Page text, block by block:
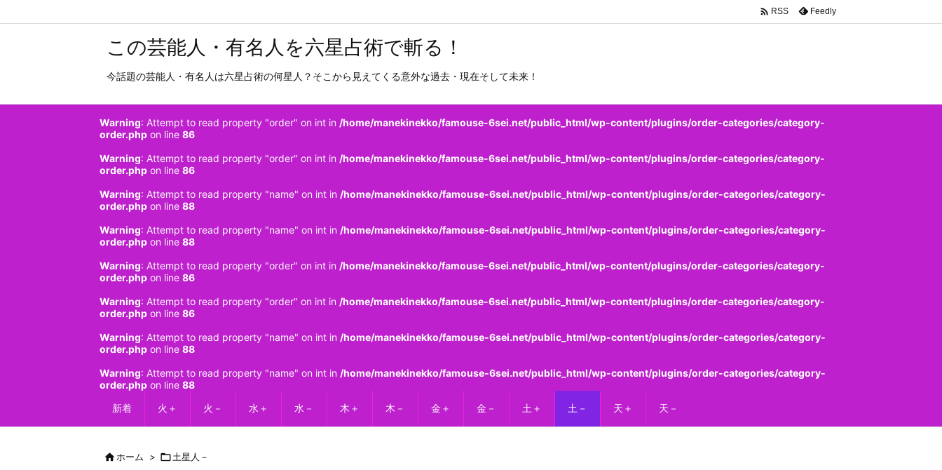
この芸能人・有名人を六星占術で斬る！
今話題の芸能人・有名人は六星占術の何星人？そこから見えてくる意外な過去・現在そして未来！
Warning: Attempt to read property "order" on int in /home/manekinekko/famouse-6sei.net/public_html/wp-content/plugins/order-categories/category-
order.php on line 86
Warning: Attempt to read property "order" on int in /home/manekinekko/famouse-6sei.net/public_html/wp-content/plugins/order-categories/category-
order.php on line 86
Warning: Attempt to read property "name" on int in /home/manekinekko/famouse-6sei.net/public_html/wp-content/plugins/order-categories/category-
order.php on line 88
Warning: Attempt to read property "name" on int in /home/manekinekko/famouse-6sei.net/public_html/wp-content/plugins/order-categories/category-
order.php on line 88
Warning: Attempt to read property "order" on int in /home/manekinekko/famouse-6sei.net/public_html/wp-content/plugins/order-categories/category-
order.php on line 86
Warning: Attempt to read property "order" on int in /home/manekinekko/famouse-6sei.net/public_html/wp-content/plugins/order-categories/category-
order.php on line 86
Warning: Attempt to read property "name" on int in /home/manekinekko/famouse-6sei.net/public_html/wp-content/plugins/order-categories/category-
order.php on line 88
Warning: Attempt to read property "name" on int in /home/manekinekko/famouse-6sei.net/public_html/wp-content/plugins/order-categories/category-
order.php on line 88
新着
火＋ 火－ 水＋ 水－ 木＋ 木－ 金＋ 金－ 土＋ 土－ 天＋ 天－
 RSS Feedly
ホーム > 土星人－